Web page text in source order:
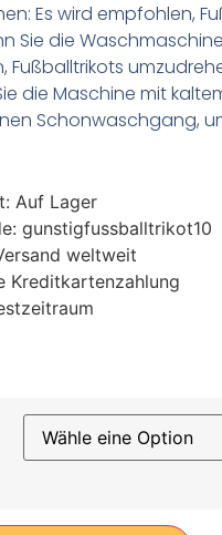
Es wird empfohlen,
Sie die
Fußballtrikots
die Maschine mit
Schonwaschgang,
Auf Lager
gunstigfussballtrikot10
weltweit
Kreditkartenzahlung